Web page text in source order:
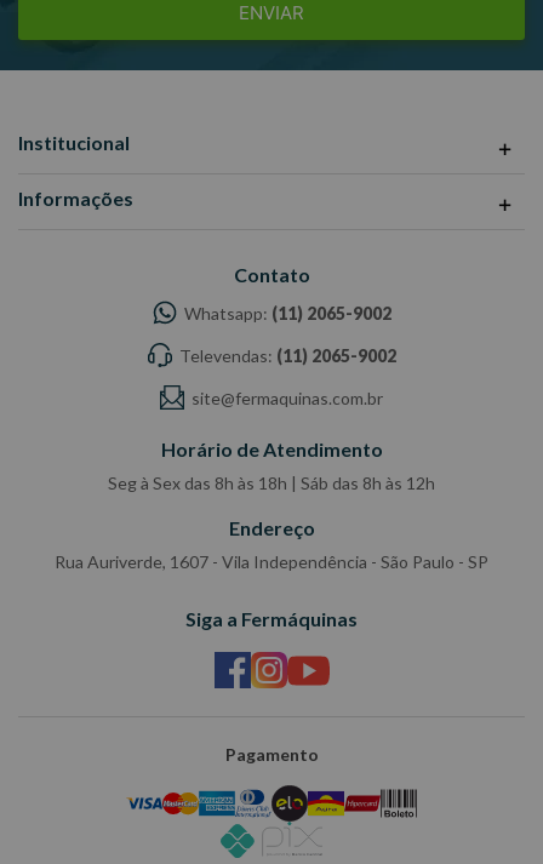
ENVIAR
Institucional
Informações
Contato
Whatsapp: (11) 2065-9002
Televendas: (11) 2065-9002
site@fermaquinas.com.br
Horário de Atendimento
Seg à Sex das 8h às 18h | Sáb das 8h às 12h
Endereço
Rua Auriverde, 1607 - Vila Independência - São Paulo - SP
Siga a Fermáquinas
Pagamento